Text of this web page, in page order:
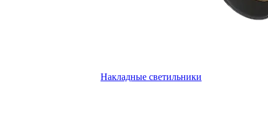
Накладные светильники